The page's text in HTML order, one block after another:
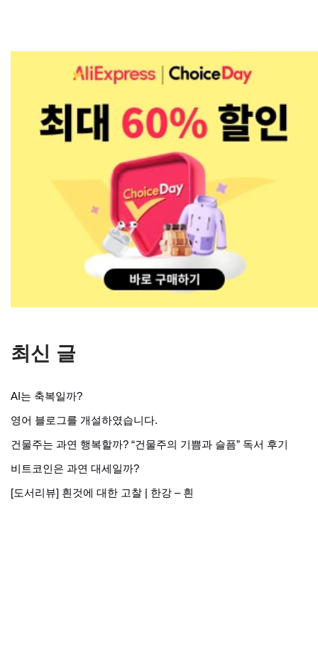
최신 글
AI는 축복일까?
영어 블로그를 개설하였습니다.
건물주는 과연 행복할까? “건물주의 기쁨과 슬픔” 독서 후기
비트코인은 과연 대세일까?
[도서리뷰] 흰것에 대한 고찰 | 한강 – 흰